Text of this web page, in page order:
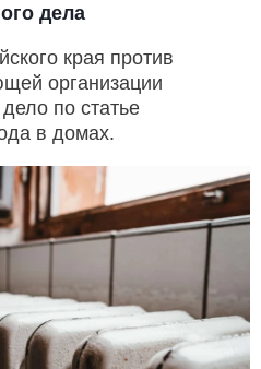
дела
края против
организации
по статье
в домах.